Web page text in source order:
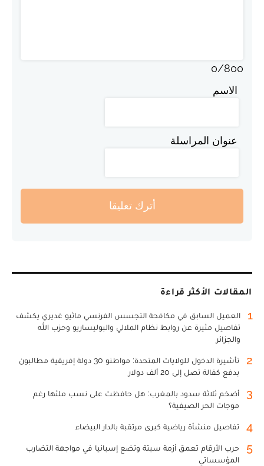
0/800
الاسم
عنوان المراسلة
أترك تعليقا
المقالات الأكثر قراءة
1
العميل السابق في مكافحة التجسس الفرنسي ماثيو غديري يكشف
تفاصيل مثيرة عن روابط نظام الملالي والبوليساريو وحزب الله
والجزائر
2
تأشيرة الدخول للولايات المتحدة: مواطنو 30 دولة إفريقية مطالبون
بدفع كفالة تصل إلى 20 ألف دولار
3
أضخم ثلاثة سدود بالمغرب: هل حافظت على نسب ملئها رغم
موجات الحر الصيفية؟
4 تفاصيل منشأة رياضية كبرى مرتقبة بالدار البيضاء
5
حرب الأرقام تعمق أزمة سبتة وتضع إسبانيا في مواجهة التضارب
المؤسساتي